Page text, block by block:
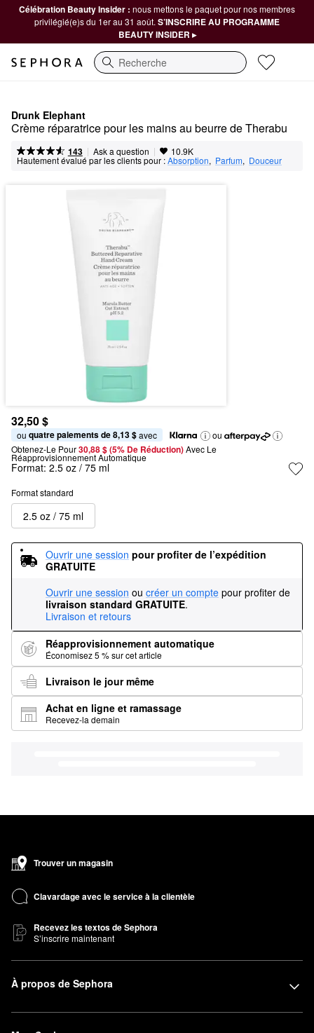
Célébration Beauty Insider : nous mettons le paquet pour nos membres
privilégié(e)s du 1er au 31 août. S’INSCRIRE AU PROGRAMME
BEAUTY INSIDER ▸
Recherche
Drunk Elephant
Crème réparatrice pour les mains au beurre de Therabu
143 | Ask a question | 10.9K
Hautement évalué par les clients pour :Absorption, Parfum, Douceur
32,50 $
ou quatre paiements de 8,13 $ avec
ou
Obtenez-Le Pour30,88 $ (5% De Réduction) Avec Le
Réapprovisionnement Automatique
Format: 2.5 oz / 75 ml
Format standard
2.5 oz / 75 ml
Ouvrir une session pour profiter de l’expédition
GRATUITE
Ouvrir une session ou créer un compte pour profiter de
livraison standard GRATUITE.
Livraison et retours
Réapprovisionnement automatique
Économisez 5 % sur cet article
Livraison le jour même
Achat en ligne et ramassage
Recevez-la demain
Trouver un magasin
Clavardage avec le service à la clientèle
Recevez les textos de Sephora
S’inscrire maintenant
À propos de Sephora